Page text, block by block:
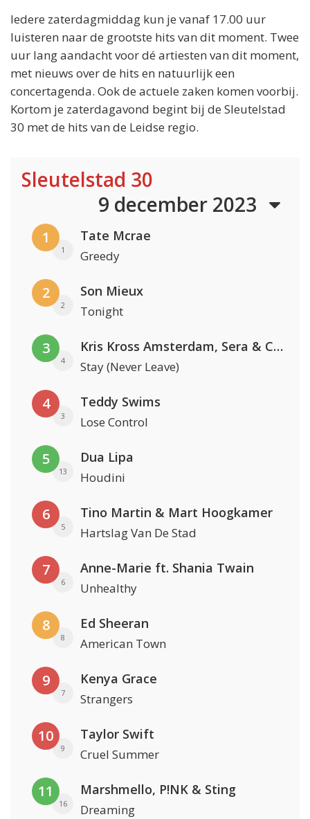
Iedere zaterdagmiddag kun je vanaf 17.00 uur
luisteren naar de grootste hits van dit moment. Twee
uur lang aandacht voor dé artiesten van dit moment,
met nieuws over de hits en natuurlijk een
concertagenda. Ook de actuele zaken komen voorbij.
Kortom je zaterdagavond begint bij de Sleutelstad
30 met de hits van de Leidse regio.
Sleutelstad 30
9 december 2023
1
1
Tate Mcrae
Greedy
2
2
Son Mieux
Tonight
3
4
Kris Kross Amsterdam, Sera & Conor Maynard
Stay (Never Leave)
4
3
Teddy Swims
Lose Control
5
13
Dua Lipa
Houdini
6
5
Tino Martin & Mart Hoogkamer
Hartslag Van De Stad
7
6
Anne-Marie ft. Shania Twain
Unhealthy
8
8
Ed Sheeran
American Town
9
7
Kenya Grace
Strangers
10
9
Taylor Swift
Cruel Summer
11
16
Marshmello, P!NK & Sting
Dreaming